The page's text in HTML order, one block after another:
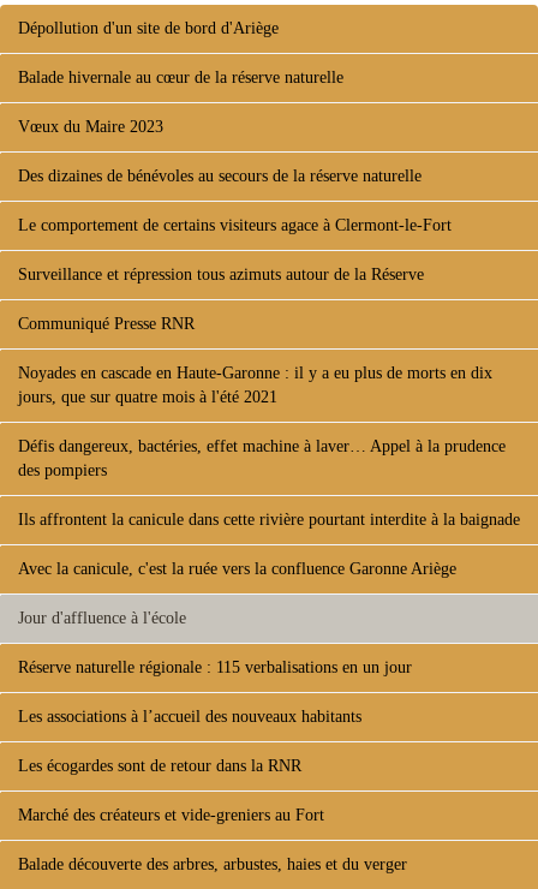
Dépollution d'un site de bord d'Ariège
Balade hivernale au cœur de la réserve naturelle
Vœux du Maire 2023
Des dizaines de bénévoles au secours de la réserve naturelle
Le comportement de certains visiteurs agace à Clermont-le-Fort
Surveillance et répression tous azimuts autour de la Réserve
Communiqué Presse RNR
Noyades en cascade en Haute-Garonne : il y a eu plus de morts en dix
jours, que sur quatre mois à l'été 2021
Défis dangereux, bactéries, effet machine à laver… Appel à la prudence
des pompiers
Ils affrontent la canicule dans cette rivière pourtant interdite à la baignade
Avec la canicule, c'est la ruée vers la confluence Garonne Ariège
Jour d'affluence à l'école
Réserve naturelle régionale : 115 verbalisations en un jour
Les associations à l’accueil des nouveaux habitants
Les écogardes sont de retour dans la RNR
Marché des créateurs et vide-greniers au Fort
Balade découverte des arbres, arbustes, haies et du verger